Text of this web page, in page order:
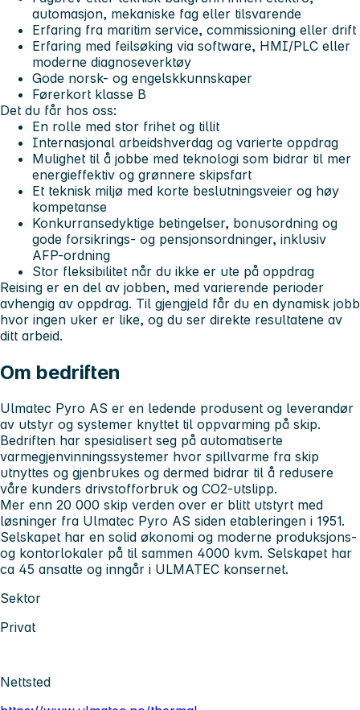
automasjon, mekaniske fag eller tilsvarende
Erfaring fra maritim service, commissioning eller drift
Erfaring med feilsøking via software, HMI/PLC eller
moderne diagnoseverktøy
Gode norsk- og engelskkunnskaper
Førerkort klasse B
Det du får hos oss:
En rolle med stor frihet og tillit
Internasjonal arbeidshverdag og varierte oppdrag
Mulighet til å jobbe med teknologi som bidrar til mer
energieffektiv og grønnere skipsfart
Et teknisk miljø med korte beslutningsveier og høy
kompetanse
Konkurransedyktige betingelser, bonusordning og
gode forsikrings- og pensjonsordninger, inklusiv
AFP-ordning
Stor fleksibilitet når du ikke er ute på oppdrag
Reising er en del av jobben, med varierende perioder
avhengig av oppdrag. Til gjengjeld får du en dynamisk jobb
hvor ingen uker er like, og du ser direkte resultatene av
ditt arbeid.
Om bedriften
Ulmatec Pyro AS er en ledende produsent og leverandør
av utstyr og systemer knyttet til oppvarming på skip.
Bedriften har spesialisert seg på automatiserte
varmegjenvinningssystemer hvor spillvarme fra skip
utnyttes og gjenbrukes og dermed bidrar til å redusere
våre kunders drivstofforbruk og CO2-utslipp.
Mer enn 20 000 skip verden over er blitt utstyrt med
løsninger fra Ulmatec Pyro AS siden etableringen i 1951.
Selskapet har en solid økonomi og moderne produksjons-
og kontorlokaler på til sammen 4000 kvm. Selskapet har
ca 45 ansatte og inngår i ULMATEC konsernet.
Sektor
Privat
Nettsted